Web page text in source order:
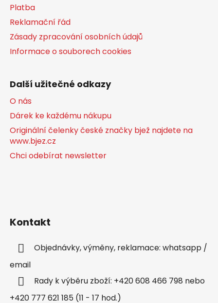
Platba
Reklamační řád
Zásady zpracování osobních údajů
Informace o souborech cookies
Další užitečné odkazy
O nás
Dárek ke každému nákupu
Originální čelenky české značky bjež najdete na
www.bjez.cz
Chci odebírat newsletter
Kontakt
Objednávky, výměny, reklamace: whatsapp /
email
Rady k výběru zboží: +420 608 466 798 nebo
+420 777 621 185 (11 - 17 hod.)